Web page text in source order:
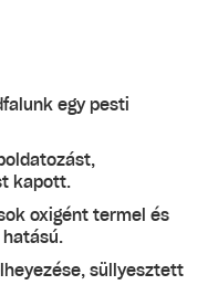
egy pesti
kapott.
oxigént termel és
süllyesztett